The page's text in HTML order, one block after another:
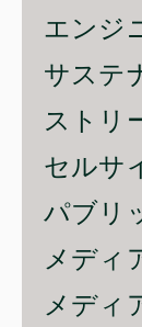
エンジ
サステ
ストリ
セルサ
パブリ
メディ
メディ